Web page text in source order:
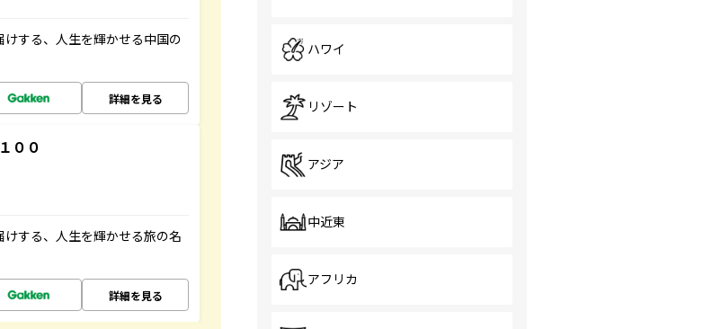
する、人生を輝かせる中国の
詳細を見る
００
する、人生を輝かせる旅の名
詳細を見る
ハワイ
リゾート
アジア
中近東
アフリカ